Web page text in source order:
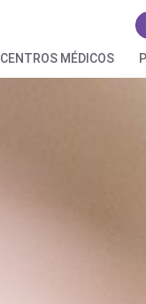
CENTROS MÉDICOS